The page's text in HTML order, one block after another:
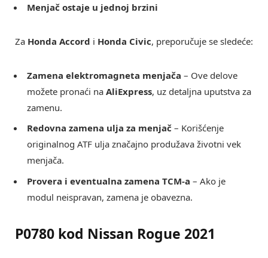
Menjač ostaje u jednoj brzini
Za Honda Accord i Honda Civic, preporučuje se sledeće:
Zamena elektromagneta menjača – Ove delove
možete pronaći na AliExpress, uz detaljna uputstva za
zamenu.
Redovna zamena ulja za menjač – Korišćenje
originalnog ATF ulja značajno produžava životni vek
menjača.
Provera i eventualna zamena TCM-a – Ako je
modul neispravan, zamena je obavezna.
P0780 kod Nissan Rogue 2021